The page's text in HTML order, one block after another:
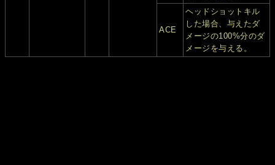
ACE
ヘッドショットキル
した場合、与えたダ
メージの100%分のダ
メージを与える。